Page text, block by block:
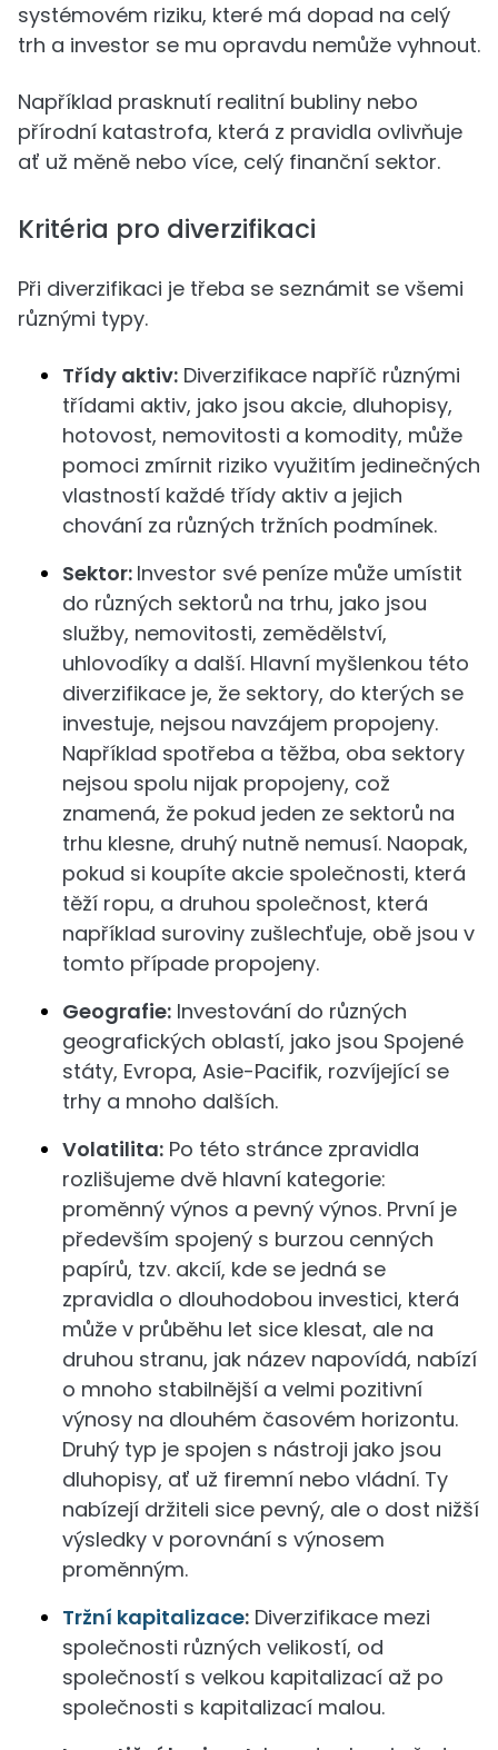
systémovém riziku, které má dopad na celý
trh a investor se mu opravdu nemůže vyhnout.
Například prasknutí realitní bubliny nebo
přírodní katastrofa, která z pravidla ovlivňuje
ať už měně nebo více, celý finanční sektor.
Kritéria pro diverzifikaci
Při diverzifikaci je třeba se seznámit se všemi
různými typy.
Třídy aktiv: Diverzifikace napříč různými
třídami aktiv, jako jsou akcie, dluhopisy,
hotovost, nemovitosti a komodity, může
pomoci zmírnit riziko využitím jedinečných
vlastností každé třídy aktiv a jejich
chování za různých tržních podmínek.
Sektor: Investor své peníze může umístit
do různých sektorů na trhu, jako jsou
služby, nemovitosti, zemědělství,
uhlovodíky a další. Hlavní myšlenkou této
diverzifikace je, že sektory, do kterých se
investuje, nejsou navzájem propojeny.
Například spotřeba a těžba, oba sektory
nejsou spolu nijak propojeny, což
znamená, že pokud jeden ze sektorů na
trhu klesne, druhý nutně nemusí. Naopak,
pokud si koupíte akcie společnosti, která
těží ropu, a druhou společnost, která
například suroviny zušlechťuje, obě jsou v
tomto případe propojeny.
Geografie: Investování do různých
geografických oblastí, jako jsou Spojené
státy, Evropa, Asie-Pacifik, rozvíjející se
trhy a mnoho dalších.
Volatilita: Po této stránce zpravidla
rozlišujeme dvě hlavní kategorie:
proměnný výnos a pevný výnos. První je
především spojený s burzou cenných
papírů, tzv. akcií, kde se jedná se
zpravidla o dlouhodobou investici, která
může v průběhu let sice klesat, ale na
druhou stranu, jak název napovídá, nabízí
o mnoho stabilnější a velmi pozitivní
výnosy na dlouhém časovém horizontu.
Druhý typ je spojen s nástroji jako jsou
dluhopisy, ať už firemní nebo vládní. Ty
nabízejí držiteli sice pevný, ale o dost nižší
výsledky v porovnání s výnosem
proměnným.
Tržní kapitalizace: Diverzifikace mezi
společnosti různých velikostí, od
společností s velkou kapitalizací až po
společnosti s kapitalizací malou.